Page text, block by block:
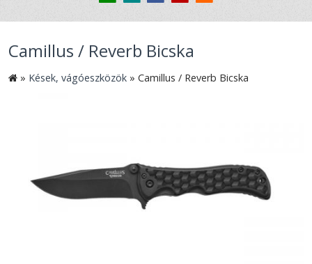
Camillus / Reverb Bicska
» Kések, vágóeszközök » Camillus / Reverb Bicska